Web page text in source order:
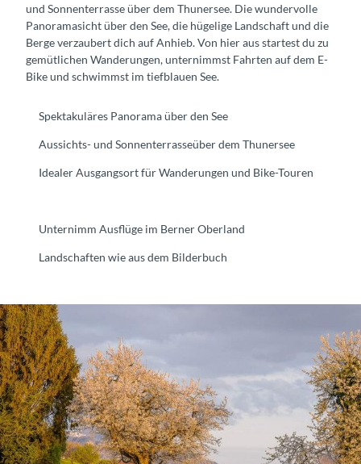
und Sonnenterrasse über dem Thunersee. Die wundervolle
Panoramasicht über den See, die hügelige Landschaft und die
Berge verzaubert dich auf Anhieb. Von hier aus startest du zu
gemütlichen Wanderungen, unternimmst Fahrten auf dem E-
Bike und schwimmst im tiefblauen See.
Spektakuläres Panorama über den See
Aussichts- und Sonnenterrasseüber dem Thunersee
Idealer Ausgangsort für Wanderungen und Bike-Touren
Unternimm Ausflüge im Berner Oberland
Landschaften wie aus dem Bilderbuch